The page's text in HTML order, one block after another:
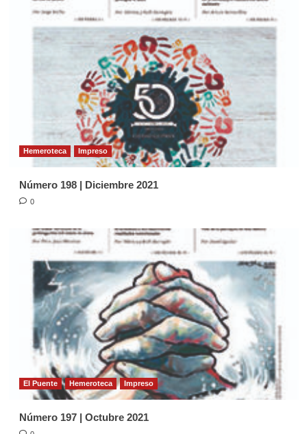
Hemeroteca Impreso
Número 198 | Diciembre 2021
0
El Puente Hemeroteca Impreso
Número 197 | Octubre 2021